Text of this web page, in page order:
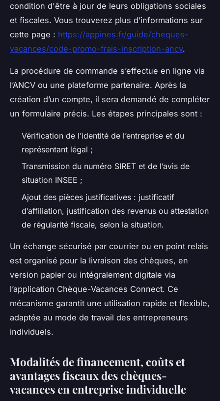
condition d'être à jour de leurs obligations sociales
et fiscales. Vous trouverez plus d’informations sur
cette page : https://appines.fr/guide/cheques-
vacances/code-promo-frais-inscription-ancv.
La procédure de commande s’effectue en ligne via
l’ANCV ou une plateforme partenaire. Après la
création d’un compte, il sera demandé de compléter
un formulaire précis. Les étapes principales sont :
Vérification de l’identité de l’entreprise et du
représentant légal ;
Transmission du numéro SIRET et de l’avis de
situation INSEE ;
Ajout des pièces justificatives : justificatif
d’affiliation, justification des revenus ou attestation
de régularité fiscale, selon la situation.
Un échange sécurisé par courrier ou en point relais
est organisé pour la livraison des chèques, en
version papier ou intégralement digitale via
l’application Chèque-Vacances Connect. Ce
mécanisme garantit une utilisation rapide et flexible,
adaptée au mode de travail des entrepreneurs
individuels.
Modalités de financement, coûts et
avantages fiscaux des chèques-
vacances en entreprise individuelle